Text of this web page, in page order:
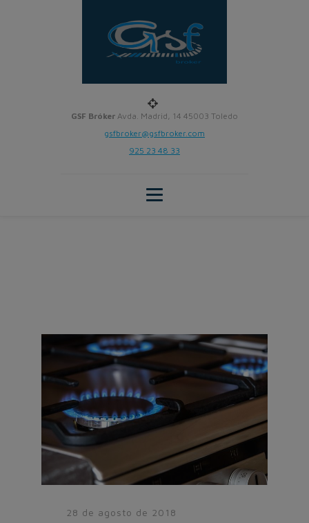
GSF Bróker Avda. Madrid, 14 45003 Toledo
gsfbroker@gsfbroker.com
925 23 48 33
28 de agosto de 2018